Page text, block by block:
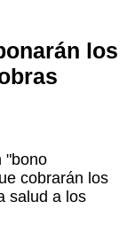
los
"bono
cobrarán los
salud a los